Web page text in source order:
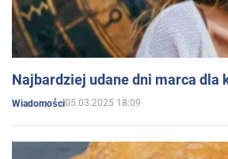
Najbardziej udane dni marca dla
Wiadomości05.03.2025 18:09